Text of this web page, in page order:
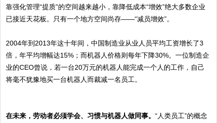
靠强化管理“提质”的空间越来越小，靠降低成本“增效”绝大多数企业
已接近天花板。只有一个地方空间尚存——“减员增效”。
2004年到2013年这十年间，中国制造业从业人员平均工资增长了3
倍，年平均增幅达15%；而机器人价格则每年下降30%。一位制造企
业的CEO曾说，若一台20万元的机器人能完成一个人的工作，自己
将毫不犹豫地买一台机器人而裁减一名员工。
在未来，劳动者必须学会、习惯与机器人做同事。“人类员工”的概念